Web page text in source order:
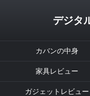
デジタ
カバンの中身
家具レビュー
ガジェットレビュー